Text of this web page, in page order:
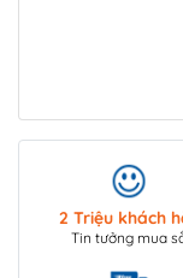
2 Triệu khách
Tin tưởng mua